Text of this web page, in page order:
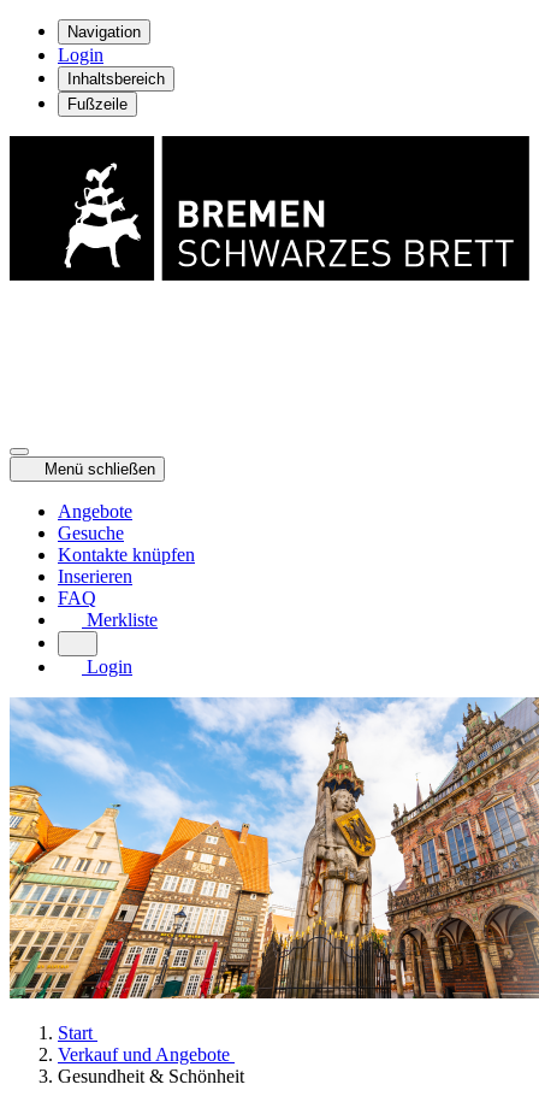
Navigation
Login
Inhaltsbereich
Fußzeile
Menü schließen
Angebote
Gesuche
Kontakte knüpfen
Inserieren
FAQ
Merkliste
Login
Start
Verkauf und Angebote
Gesundheit & Schönheit